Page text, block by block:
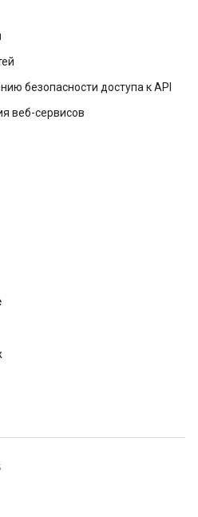
безопасности доступа к API
веб-сервисов